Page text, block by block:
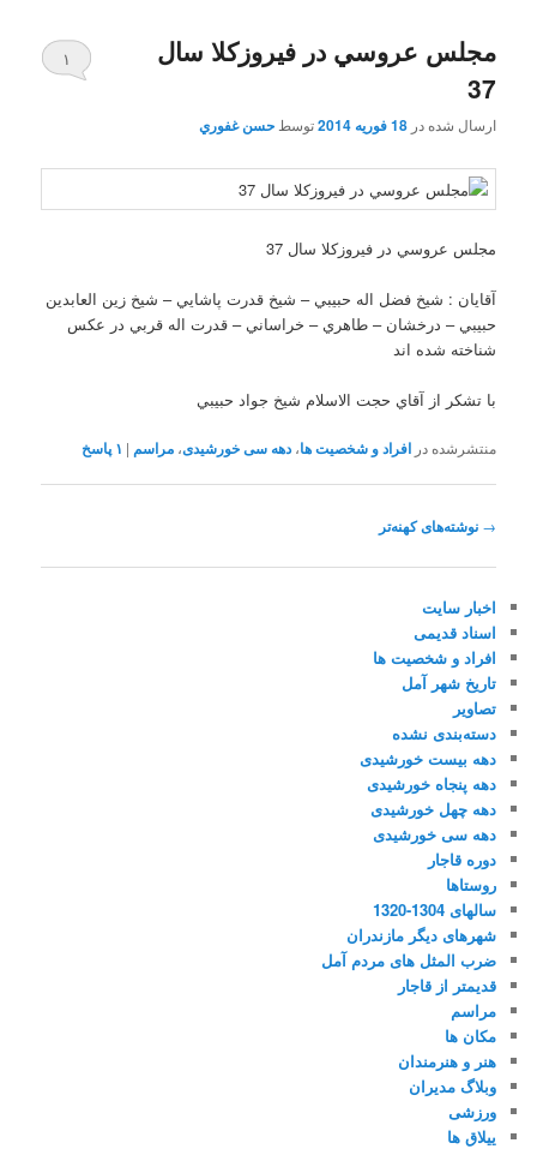
مجلس عروسي در فيروزکلا سال
37
ارسال شده در18 فوریه 2014 توسطحسن غفوري
۱
مجلس عروسي در فيروزکلا سال 37
آقايان : شيخ فضل اله حبيبي – شيخ قدرت پاشايي – شيخ زين العابدين
حبيبي – درخشان – طاهري – خراساني – قدرت اله قربي در عکس
شناخته شده اند
با تشکر از آقاي حجت الاسلام شيخ جواد حبيبي
منتشرشده در افراد و شخصیت ها،دهه سی خورشیدی،مراسم | ۱پاسخ
ناوبری
→ نوشته‌های کهنه‌تر
اخبار سایت
اسناد قدیمی
افراد و شخصیت ها
تاریخ شهر آمل
تصاویر
دسته‌بندی نشده
دهه بیست خورشیدی
دهه پنجاه خورشیدی
دهه چهل خورشیدی
دهه سی خورشیدی
دوره قاجار
روستاها
سالهای 1304-1320
شهرهای دیگر مازندران
ضرب المثل های مردم آمل
قدیمتر از قاجار
مراسم
مکان ها
هنر و هنرمندان
وبلاگ مدیران
ورزشی
ییلاق ها